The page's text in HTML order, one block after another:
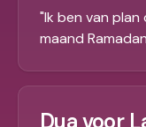
"Ik ben van
maand
Dua voor